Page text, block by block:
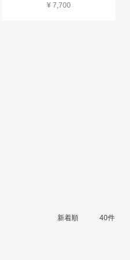
¥ 7,700